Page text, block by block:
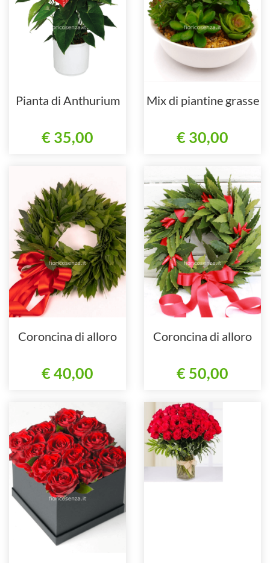
Pianta di Anthurium
€ 35,00
Mix di piantine grasse
€ 30,00
Coroncina di alloro
€ 40,00
Coroncina di alloro
€ 50,00